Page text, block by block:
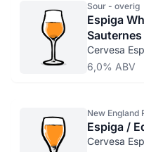
Sour - overig
Espiga
Sauternes
Cervesa
6,0% ABV
New England
Espiga /
Cervesa